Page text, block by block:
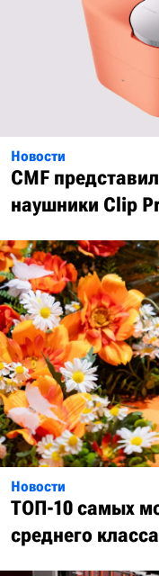
Новости
CMF
наушники Clip
Новости
ТОП-10 самых
среднего